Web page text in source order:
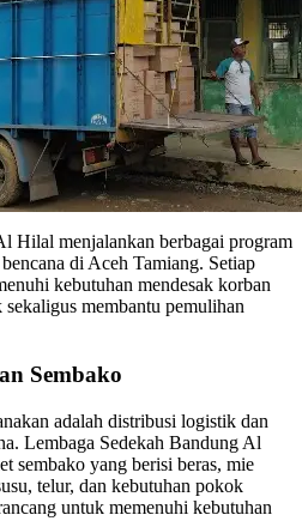
Hilal menjalankan berbagai program
di Aceh Tamiang. Setiap
kebutuhan mendesak korban
membantu pemulihan
Sembako
adalah distribusi logistik dan
Lembaga Sedekah Bandung Al
sembako yang berisi beras, mie
telur, dan kebutuhan pokok
untuk memenuhi kebutuhan